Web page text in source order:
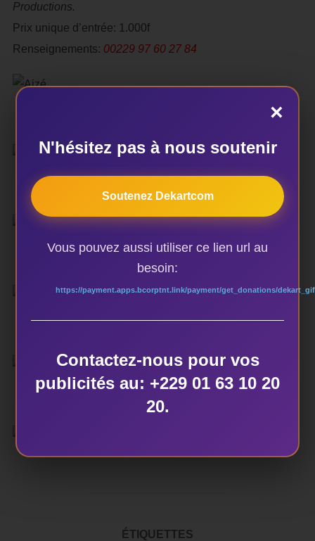
Productions.
Prix unique d’entrée: 1.000f
Renseignements: 00229 97 60 27 84
ÉTIQUETTES
×
N'hésitez pas à nous soutenir
Soutenez Dekartcom
Vous pouvez aussi utiliser ce lien url au
besoin:
https://payment.apps.bcorptnt.link/payment/get_donations/
Contactez-nous pour vos
publicités au: +229 01 63 10 20
20.